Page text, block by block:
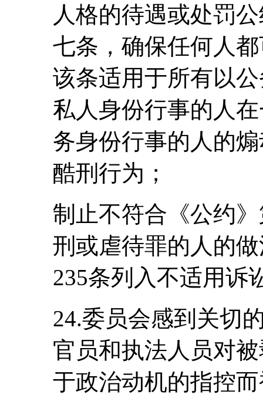
人格的待遇或处罚
七条，确保任何人
该条适用于所有以
私人身份行事的人
务身份行事的人的
酷刑行为；
制止不符合《公约
刑或虐待罪的人的
235条列入不适用诉
24.委员会感到关切
官员和执法人员对
于政治动机的指控